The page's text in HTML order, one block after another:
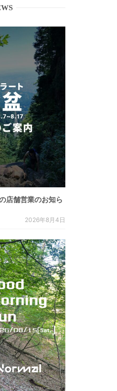
店舗営業のお知ら
2026年8月4日